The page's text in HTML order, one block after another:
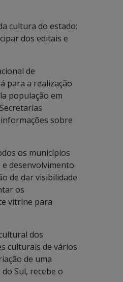
cultura do estado:
dos editais e
de
para a realização
população em
sobre
os municípios
desenvolvimento
de dar visibilidade
os
vitrine para
dos
culturais de vários
de uma
Sul, recebe o